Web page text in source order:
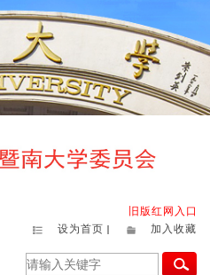
旧版红网入口
设为首页
加入收藏